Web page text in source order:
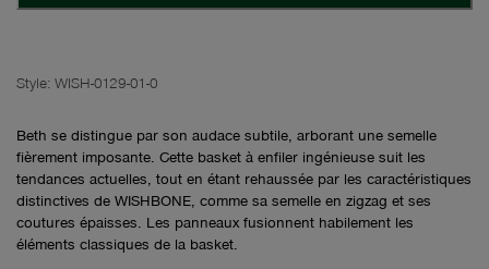
Style: WISH-0129-01-0
Beth se distingue par son audace subtile, arborant une semelle
fièrement imposante. Cette basket à enfiler ingénieuse suit les
tendances actuelles, tout en étant rehaussée par les caractéristiques
distinctives de WISHBONE, comme sa semelle en zigzag et ses
coutures épaisses. Les panneaux fusionnent habilement les
éléments classiques de la basket.